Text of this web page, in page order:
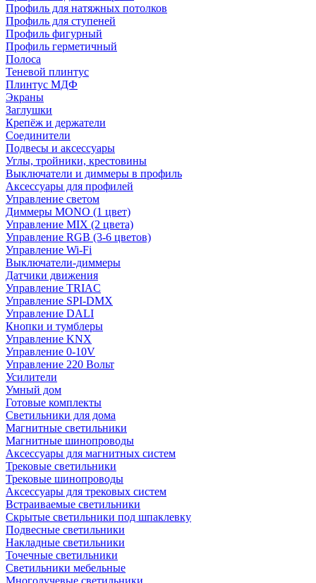
Профиль для натяжных потолков
Профиль для ступеней
Профиль фигурный
Профиль герметичный
Полоса
Теневой плинтус
Плинтус МДФ
Экраны
Заглушки
Крепёж и держатели
Соединители
Подвесы и аксессуары
Углы, тройники, крестовины
Выключатели и диммеры в профиль
Аксессуары для профилей
Управление светом
Диммеры MONO (1 цвет)
Управление MIX (2 цвета)
Управление RGB (3-6 цветов)
Управление Wi-Fi
Выключатели-диммеры
Датчики движения
Управление TRIAC
Управление SPI-DMX
Управление DALI
Кнопки и тумблеры
Управление KNX
Управление 0-10V
Управление 220 Вольт
Усилители
Умный дом
Готовые комплекты
Светильники для дома
Магнитные светильники
Магнитные шинопроводы
Аксессуары для магнитных систем
Трековые светильники
Трековые шинопроводы
Аксессуары для трековых систем
Встраиваемые светильники
Скрытые светильники под шпаклевку
Подвесные светильники
Накладные светильники
Точечные светильники
Светильники мебельные
Многолучевые светильники